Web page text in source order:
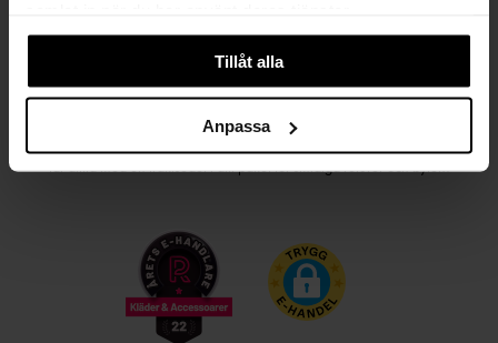
Tillåt alla
Anpassa
HANDLA TRYGGT OCH SMIDIGT
Välj det betalsätt som passar dig med Klarna. Vi på Johnells erbjuder flera
bekväma fraktalternativ; utlämningsställe, hemleverans och paketskåp. Du
får alltid med en fraktsedel i ditt paket för smidiga returer och byten!